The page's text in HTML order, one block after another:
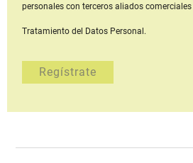
personales con terceros aliados comerciales
Tratamiento del Datos Personal.